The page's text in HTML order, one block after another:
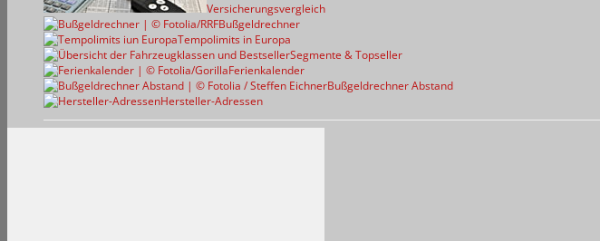
Versicherungsvergleich
Bußgeldrechner
Tempolimits in Europa
Segmente & Topseller
Ferienkalender
Bußgeldrechner Abstand
Hersteller-Adressen